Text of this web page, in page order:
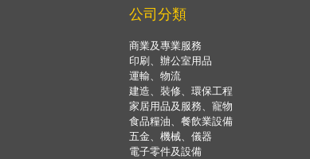
公司分類
商業及專業服務
印刷、辦公室用品
運輸、物流
建造、裝修、環保工程
家居用品及服務、寵物
食品糧油、餐飲業設備
五金、機械、儀器
電子零件及設備